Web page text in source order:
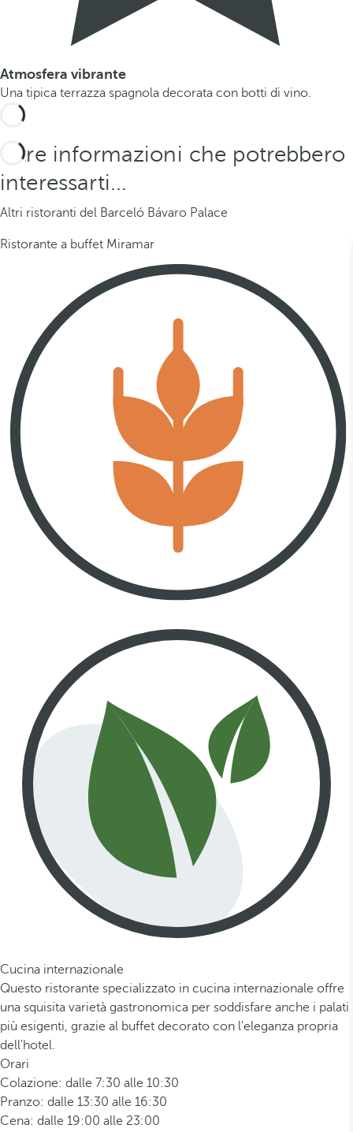
Atmosfera vibrante
Una tipica terrazza spagnola decorata con botti di vino.
Altre informazioni che potrebbero
interessarti...
Altri ristoranti del Barceló Bávaro Palace
Ristorante a buffet Miramar
Cucina internazionale
Questo ristorante specializzato in cucina internazionale offre
una squisita varietà gastronomica per soddisfare anche i palati
più esigenti, grazie al buffet decorato con l'eleganza propria
dell'hotel.
Orari
Colazione: dalle 7:30 alle 10:30
Pranzo: dalle 13:30 alle 16:30
Cena: dalle 19:00 alle 23:00